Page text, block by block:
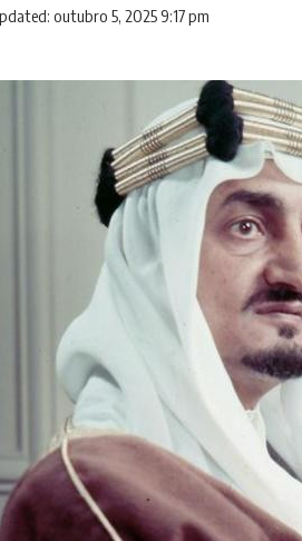
outubro 5, 2025 9:17 pm